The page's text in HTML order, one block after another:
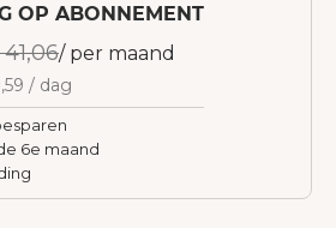
OP ABONNEMENT
/ per maand
/ dag
6e maand